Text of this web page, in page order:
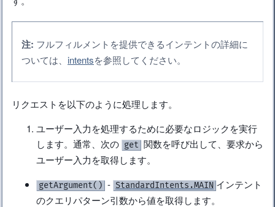
注: フルフィルメントを提供できるインテントの詳細に
ついては、 intentsを参照してください。
リクエストを以下のように処理します。
ユーザー入力を処理するために必要なロジックを実行
します。通常、次の get 関数を呼び出して、要求から
ユーザー入力を取得します。
getArgument() - StandardIntents.MAIN インテント
のクエリパターン引数から値を取得します。